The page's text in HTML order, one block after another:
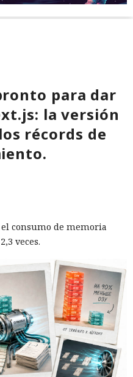
para dar
la versión
récords de
consumo de memoria
veces.